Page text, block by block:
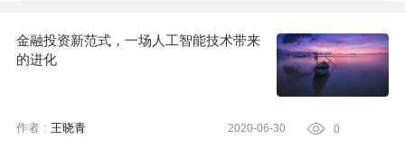
金融投资新范式，一场人工智能技术带来
的进化
作者 : 王晓青 2020-06-30  0